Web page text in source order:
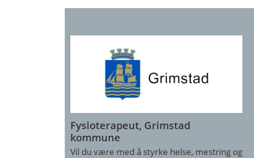
Fysioterapeut, Grimstad
kommune
Vil du være med å styrke helse, mestring og